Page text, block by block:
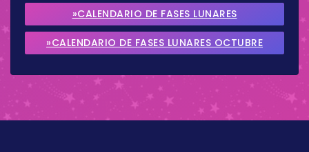
2026
»CALENDARIO DE FASES LUNARES
SEPTIEMBRE 2026
»CALENDARIO DE FASES LUNARES OCTUBRE